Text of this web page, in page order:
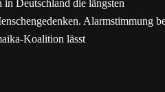
in Deutschland die längsten
Alarmstimmung
Koalition lässt